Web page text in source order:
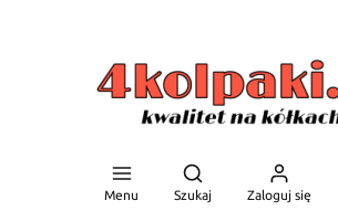
Menu
Otwórz wyszukiwarkę
Szukaj Zaloguj się